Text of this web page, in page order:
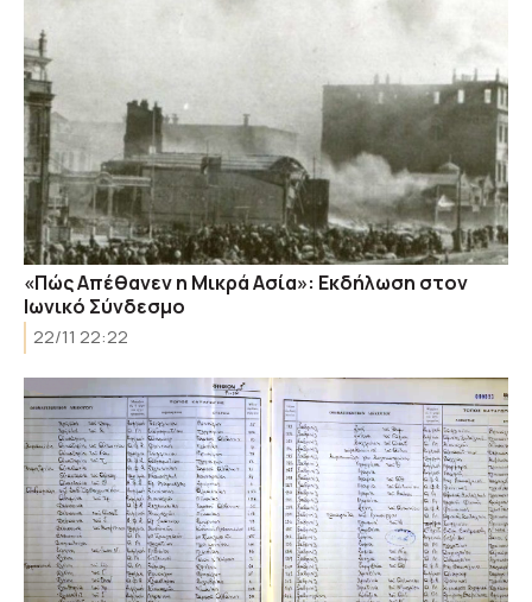
«Πώς Απέθανεν η Μικρά Ασία»: Εκδήλωση στον
Ιωνικό Σύνδεσμο
22/11 22:22